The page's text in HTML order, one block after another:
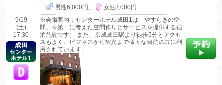
9/19
(土)
17:30
男性6,000円、
女性3,000円
※会場案内：センターホテル成田1は「やすらぎの空
間」を第一に考えた空間作りとサービスを提供する宿
泊施設です。 また、京成成田駅より徒歩5分とアクセ
スもよく、ビジネスから観光まで様々な目的の方に利
用されています。